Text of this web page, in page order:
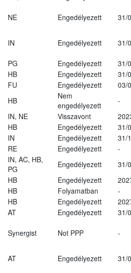
NE Engedélyezett
31/
IN Engedélyezett 31/
PG Engedélyezett
31/
HB Engedélyezett
31/
FU Engedélyezett
03/
HB
Nem
engedélyezett
-
IN, NE Visszavont
HB Engedélyezett
31/
IN Engedélyezett
31/
RE Engedélyezett
-
IN, AC, HB,
PG
Engedélyezett
31/
HB Engedélyezett
HB Folyamatban
-
HB Engedélyezett
AT Engedélyezett
31/
Synergist Not PPP -
AT Engedélyezett
31/